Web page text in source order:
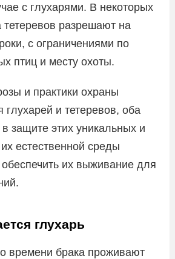
с глухарями. В некоторых
тетеревов разрешают на
с ограничениями по
птиц и месту охоты.
и практики охраны
глухарей и тетеревов, оба
защите этих уникальных и
естественной среды
их выживание для
глухарь
времени брака проживают